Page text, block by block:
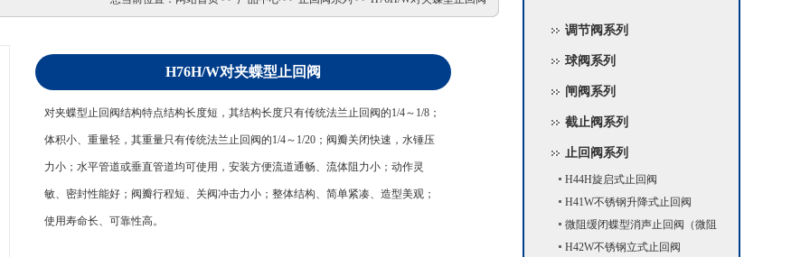
H76H/W对夹蝶型止回阀
对夹蝶型止回阀结构特点结构长度短，其结构长度只有传统法兰止回阀的1/4～1/8；
体积小、重量轻，其重量只有传统法兰止回阀的1/4～1/20；阀瓣关闭快速，水锤压
力小；水平管道或垂直管道均可使用，安装方便流道通畅、流体阻力小；动作灵
敏、密封性能好；阀瓣行程短、关阀冲击力小；整体结构、简单紧凑、造型美观；
使用寿命长、可靠性高。
调节阀系列
球阀系列
闸阀系列
截止阀系列
止回阀系列
H44H旋启式止回阀
H41W不锈钢升降式止回阀
微阻缓闭蝶型消声止回阀（微阻
缓闭止回阀）
H42W不锈钢立式止回阀